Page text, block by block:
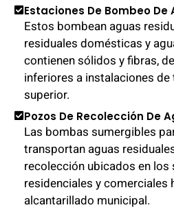
Estaciones De Bombeo De
Estos bombean aguas
residuales domésticas y
contienen sólidos y fibras,
inferiores a instalaciones
superior.
Pozos De Recolección De
Las bombas sumergibles
transportan aguas
recolección ubicados en
residenciales y comerciales
alcantarillado municipal.